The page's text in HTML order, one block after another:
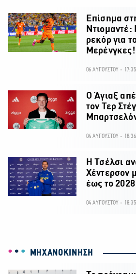
Επίσημα
ρεκόρ για
Μερένγκες!
06 ΑΥΓΟΥΣΤΟΥ - 17:35
Ο Άγιαξ
τον Τερ
04 ΑΥΓΟΥΣΤΟΥ - 18:36
H Τσέλσι
Χέντερσον
έως το 2028
04 ΑΥΓΟΥΣΤΟΥ - 18:35
ΜΗΧΑΝΟΚΙΝΗΣΗ